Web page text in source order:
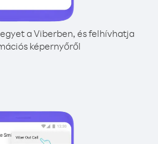
a Viberben, és felhívhatja
képernyőről